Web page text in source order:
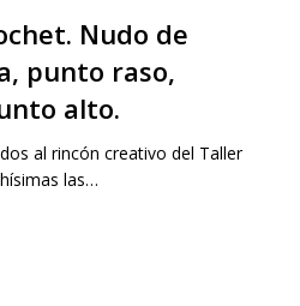
Nudo de
punto raso,
alto.
al rincón creativo del Taller
las…